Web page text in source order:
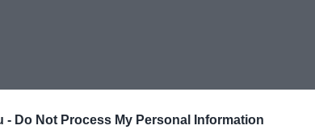
- Do Not Process My Personal Information